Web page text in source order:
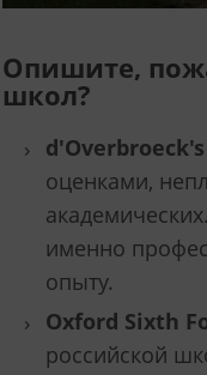
Опишите,
школ?
оценками,
именно
опыту.
Oxford Sixth
российской